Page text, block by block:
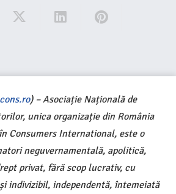
) – Asociație Națională de
unica organizație din România
Consumers International, este o
neguvernamentală, apolitică,
privat, fără scop lucrativ, cu
indivizibil, independentă, întemeiată